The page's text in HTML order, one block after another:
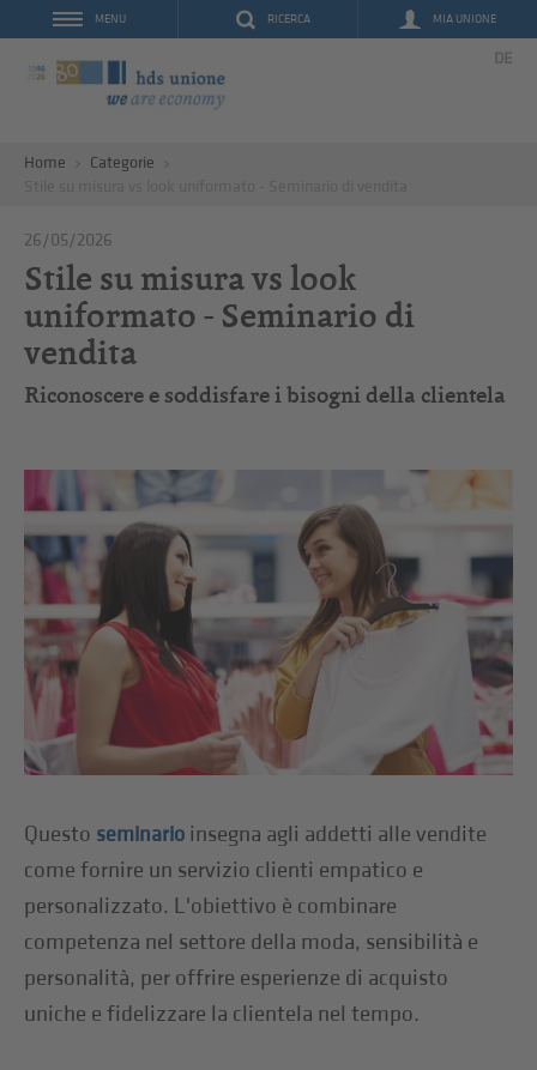
RICERCA MIA UNIONE
MENU
DE
Home
Categorie
26/05/2026
Stile su misura vs look
uniformato - Seminario di
vendita
Riconoscere e soddisfare i bisogni della clientela
Questo seminario insegna agli addetti alle vendite
come fornire un servizio clienti empatico e
personalizzato. L'obiettivo è combinare
competenza nel settore della moda, sensibilità e
personalità, per offrire esperienze di acquisto
uniche e fidelizzare la clientela nel tempo.